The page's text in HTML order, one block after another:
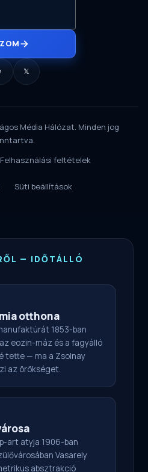
𝕏
Média Hálózat. Minden jog
Felhasználási feltételek
Süti beállítások
— IDŐTÁLLÓ
otthona
1853-ban
eozin-máz és a fagyálló
tette — ma a Zsolnay
az örökséget.
art atyja 1906-ban
Vasarely
absztrakció